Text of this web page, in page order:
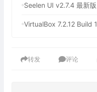
转发 评论